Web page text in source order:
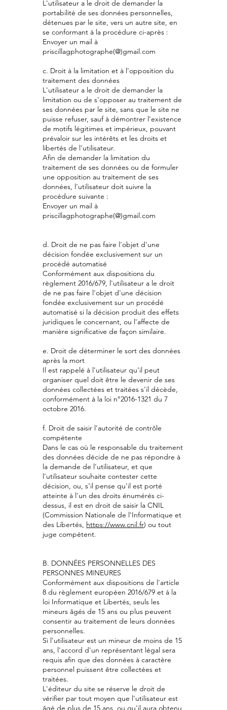
L'utilisateur a le droit de demander la
portabilité de ses données personnelles,
détenues par le site, vers un autre site, en
se conformant à la procédure ci-après :
Envoyer un mail à
priscillagphotographe(@)gmail.com
c. Droit à la limitation et à l'opposition du
traitement des données
L'utilisateur a le droit de demander la
limitation ou de s'opposer au traitement de
ses données par le site, sans que le site ne
puisse refuser, sauf à démontrer l'existence
de motifs légitimes et impérieux, pouvant
prévaloir sur les intérêts et les droits et
libertés de l'utilisateur.
Afin de demander la limitation du
traitement de ses données ou de formuler
une opposition au traitement de ses
données, l'utilisateur doit suivre la
procédure suivante :
Envoyer un mail à
priscillagphotographe(@)gmail.com
d. Droit de ne pas faire l'objet d'une
décision fondée exclusivement sur un
procédé automatisé
Conformément aux dispositions du
règlement 2016/679, l'utilisateur a le droit
de ne pas faire l'objet d'une décision
fondée exclusivement sur un procédé
automatisé si la décision produit des effets
juridiques le concernant, ou l'affecte de
manière significative de façon similaire.
e. Droit de déterminer le sort des données
après la mort
Il est rappelé à l'utilisateur qu'il peut
organiser quel doit être le devenir de ses
données collectées et traitées s'il décède,
conformément à la loi n°2016-1321 du 7
octobre 2016.
f. Droit de saisir l'autorité de contrôle
compétente
Dans le cas où le responsable du traitement
des données décide de ne pas répondre à
la demande de l'utilisateur, et que
l'utilisateur souhaite contester cette
décision, ou, s'il pense qu'il est porté
atteinte à l'un des droits énumérés ci-
dessus, il est en droit de saisir la CNIL
(Commission Nationale de l'Informatique et
des Libertés, https://www.cnil.fr) ou tout
juge compétent.
B. DONNÉES PERSONNELLES DES
PERSONNES MINEURES
Conformément aux dispositions de l'article
8 du règlement européen 2016/679 et à la
loi Informatique et Libertés, seuls les
mineurs âgés de 15 ans ou plus peuvent
consentir au traitement de leurs données
personnelles.
Si l'utilisateur est un mineur de moins de 15
ans, l'accord d'un représentant légal sera
requis afin que des données à caractère
personnel puissent être collectées et
traitées.
L'éditeur du site se réserve le droit de
vérifier par tout moyen que l'utilisateur est
âgé de plus de 15 ans, ou qu'il aura obtenu